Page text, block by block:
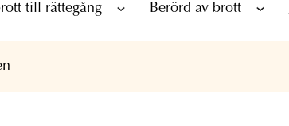
till rättegång Berörd av brott